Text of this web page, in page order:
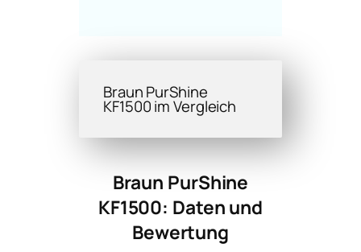
Braun PurShine
KF1500 im Vergleich
Braun PurShine
KF1500: Daten und
Bewertung